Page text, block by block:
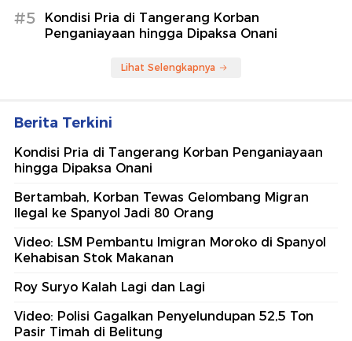
#5
Kondisi Pria di Tangerang Korban
Penganiayaan hingga Dipaksa Onani
Lihat Selengkapnya
Berita Terkini
Kondisi Pria di Tangerang Korban Penganiayaan
hingga Dipaksa Onani
Bertambah, Korban Tewas Gelombang Migran
Ilegal ke Spanyol Jadi 80 Orang
Video: LSM Pembantu Imigran Moroko di Spanyol
Kehabisan Stok Makanan
Roy Suryo Kalah Lagi dan Lagi
Video: Polisi Gagalkan Penyelundupan 52,5 Ton
Pasir Timah di Belitung